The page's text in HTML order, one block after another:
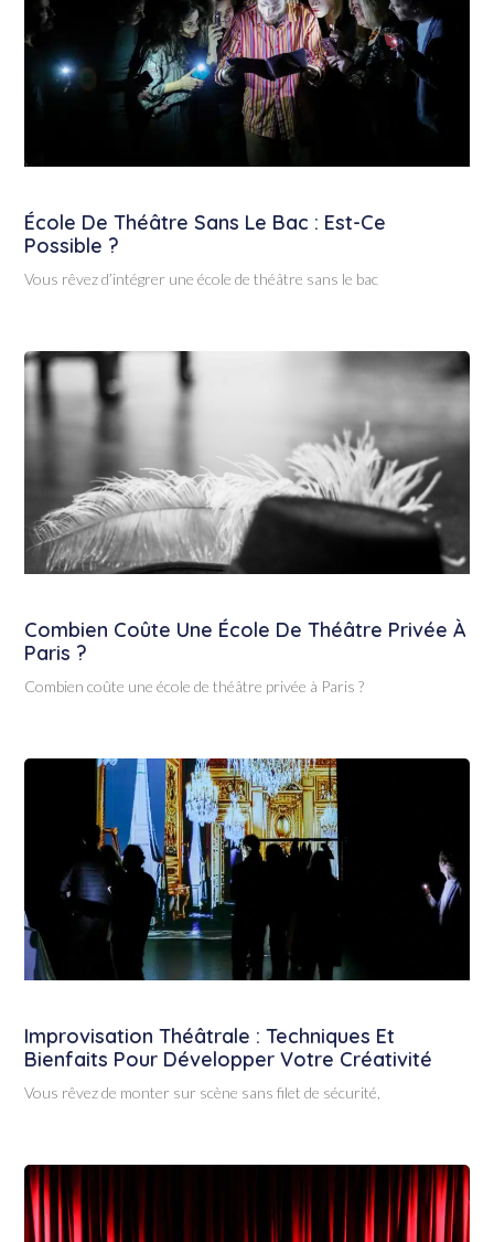
École De Théâtre Sans Le Bac : Est-Ce
Possible ?
Vous rêvez d’intégrer une école de théâtre sans le bac
Combien Coûte Une École De Théâtre Privée À
Paris ?
Combien coûte une école de théâtre privée à Paris ?
Improvisation Théâtrale : Techniques Et
Bienfaits Pour Développer Votre Créativité
Vous rêvez de monter sur scène sans filet de sécurité,